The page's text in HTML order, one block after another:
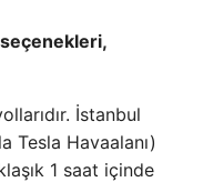
seçenekleri,
İstanbul
Tesla Havaalanı)
1 saat içinde